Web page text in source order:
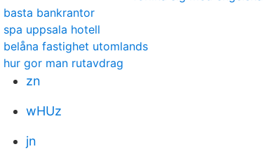
basta bankrantor
spa uppsala hotell
belåna fastighet utomlands
hur gor man rutavdrag
zn
wHUz
jn